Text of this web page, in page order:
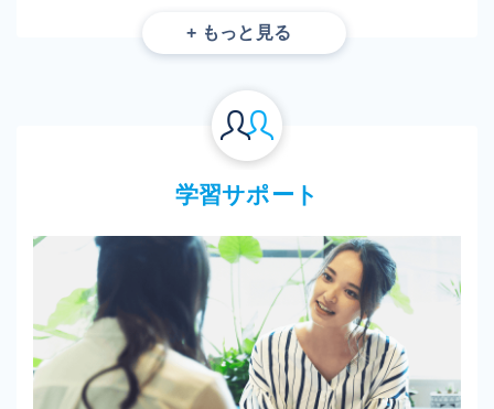
でも提出することが可能です。
（期限終了後30日間は提出・添削が可能です）
Google Meetでご自身のPC画面を共有し、エディタに書い
たプログラミングコードを講師に見てもらいながら質問でき
音声のみでもご受講いただけます。
マンツーマンなので、一人ひとりのペースに合わせたレッス
学習サポート